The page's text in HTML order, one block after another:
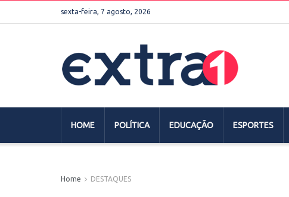
sexta-feira, 7 agosto, 2026
HOME POLÍTICA EDUCAÇÃO ESPORTES
Home DESTAQUES